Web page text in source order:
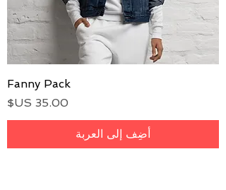
Fanny Pack
السعر
أضِف إلى العربة